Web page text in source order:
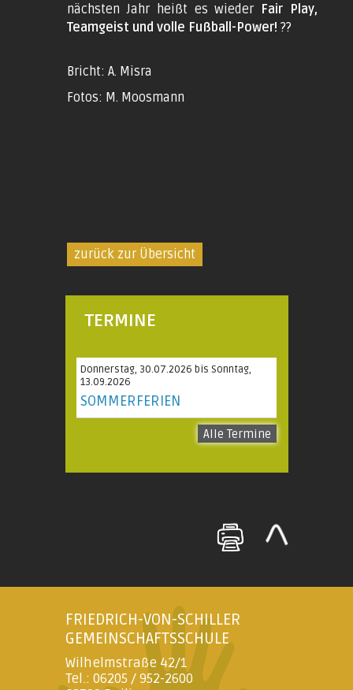
nächsten Jahr heißt es wieder Fair Play,
Teamgeist und volle Fußball-Power! ??
Bricht: A. Misra
Fotos: M. Moosmann
zurück zur Übersicht
TERMINE
Donnerstag, 30.07.2026 bis Sonntag,
13.09.2026
SOMMERFERIEN
Alle Termine
FRIEDRICH-VON-SCHILLER
GEMEINSCHAFTSSCHULE
Wilhelmstraße 42/1
Tel.: 06205 / 952-2600